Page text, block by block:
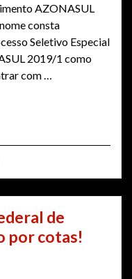
AZONASUL
consta
Seletivo Especial
2019/1 como
com …
de
por cotas!